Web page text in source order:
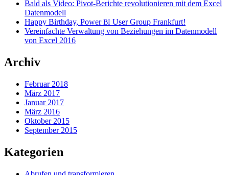
Bald als Video: Pivot-Berichte revolutionieren mit dem Excel
Datenmodell
Happy Birthday, PowerBI User Group Frankfurt!
Vereinfachte Verwaltung von Beziehungen im Datenmodell
von Excel 2016
Archiv
Februar 2018
März 2017
Januar 2017
März 2016
Oktober 2015
September 2015
Kategorien